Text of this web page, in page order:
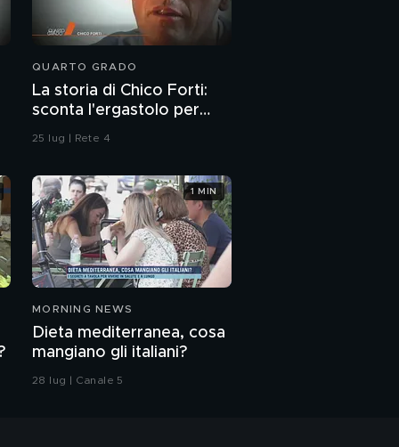
QUARTO GRADO
La storia di Chico Forti:
sconta l'ergastolo per
omicidio
25 lug | Rete 4
MORNING NEWS
Dieta mediterranea, cosa
mangiano gli italiani?
28 lug | Canale 5
1 MIN